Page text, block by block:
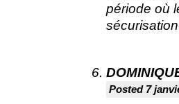
période où
Posted 7